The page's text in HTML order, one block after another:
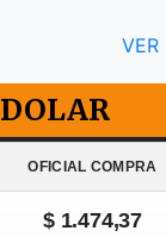
VER
DOLAR
OFICIAL COMPRA
$ 1.474,37